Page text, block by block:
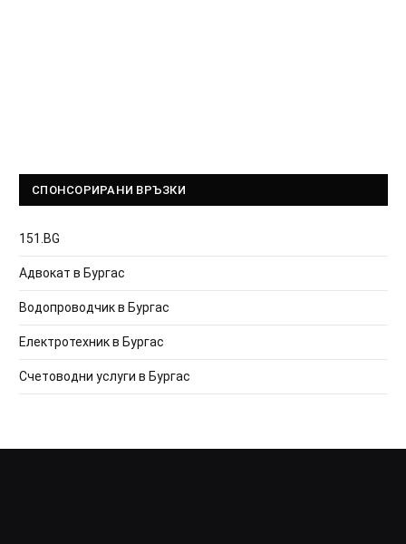
СПОНСОРИРАНИ ВРЪЗКИ
151.BG
Адвокат в Бургас
Водопроводчик в Бургас
Електротехник в Бургас
Счетоводни услуги в Бургас